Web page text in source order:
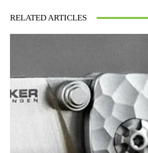
RELATED ARTICLES